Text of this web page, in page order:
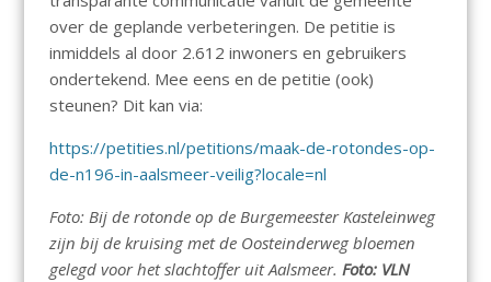
over de geplande verbeteringen. De petitie is
inmiddels al door 2.612 inwoners en gebruikers
ondertekend. Mee eens en de petitie (ook)
steunen? Dit kan via:
https://petities.nl/petitions/maak-de-rotondes-op-
de-n196-in-aalsmeer-veilig?locale=nl
Foto: Bij de rotonde op de Burgemeester Kasteleinweg
zijn bij de kruising met de Oosteinderweg bloemen
gelegd voor het slachtoffer uit Aalsmeer. Foto: VLN